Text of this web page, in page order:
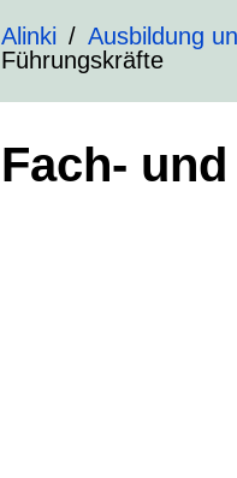
Alinki Ausbildung
Führungskräfte
Fach-